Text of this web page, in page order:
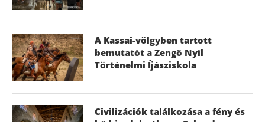
A Kassai-völgyben tartott
bemutatót a Zengő Nyíl
Történelmi Íjásziskola
Civilizációk találkozása a fény és